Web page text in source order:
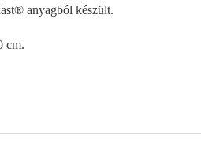
anyagból készült.
cm.